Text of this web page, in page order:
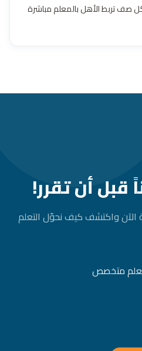
تربط الأهل بالمعلم مباشرة
قبل أن تقرر!
الآن واكتشف كيف نحوّل التعلم
متخصص